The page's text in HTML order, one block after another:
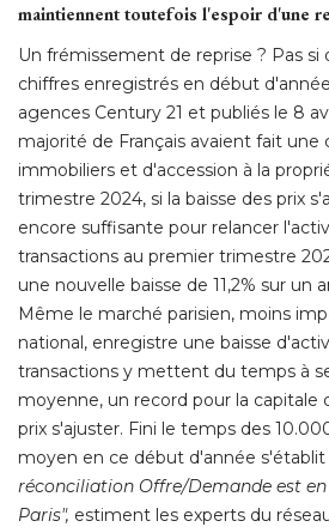
maintiennent toutefois l'espoir d'une
Un frémissement de reprise ? Pas si
chiffres enregistrés en début
agences Century 21 et publiés le 8
majorité de Français avaient fait une
immobiliers et d'accession à la
trimestre 2024, si la baisse des prix
encore suffisante pour relancer
transactions au premier trimestre
une nouvelle baisse de 11,2% sur un
Même le marché parisien, moins
national, enregistre une baisse
transactions y mettent du temps à
moyenne, un record pour la capitale
prix s'ajuster. Fini le temps des
moyen en ce début d'année
réconciliation Offre/Demande est
Paris", estiment les experts du